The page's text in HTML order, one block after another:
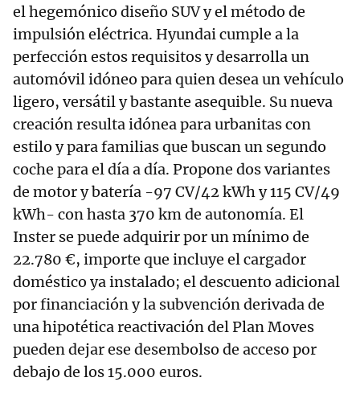
el hegemónico diseño SUV y el método de
impulsión eléctrica. Hyundai cumple a la
perfección estos requisitos y desarrolla un
automóvil idóneo para quien desea un vehículo
ligero, versátil y bastante asequible. Su nueva
creación resulta idónea para urbanitas con
estilo y para familias que buscan un segundo
coche para el día a día. Propone dos variantes
de motor y batería -97 CV/42 kWh y 115 CV/49
kWh- con hasta 370 km de autonomía. El
Inster se puede adquirir por un mínimo de
22.780 €, importe que incluye el cargador
doméstico ya instalado; el descuento adicional
por financiación y la subvención derivada de
una hipotética reactivación del Plan Moves
pueden dejar ese desembolso de acceso por
debajo de los 15.000 euros.